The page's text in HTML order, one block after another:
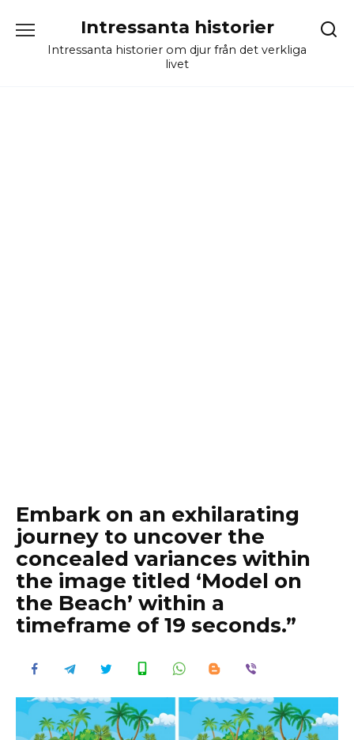
content
Intressanta historier
Intressanta historier om djur från det verkliga
livet
Embark on an exhilarating
journey to uncover the
concealed variances within
the image titled ‘Model on
the Beach’ within a
timeframe of 19 seconds.”